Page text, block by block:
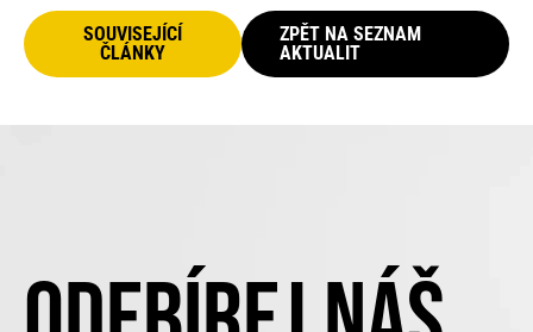
SOUVISEJÍCÍ
ČLÁNKY
ZPĚT NA SEZNAM
AKTUALIT